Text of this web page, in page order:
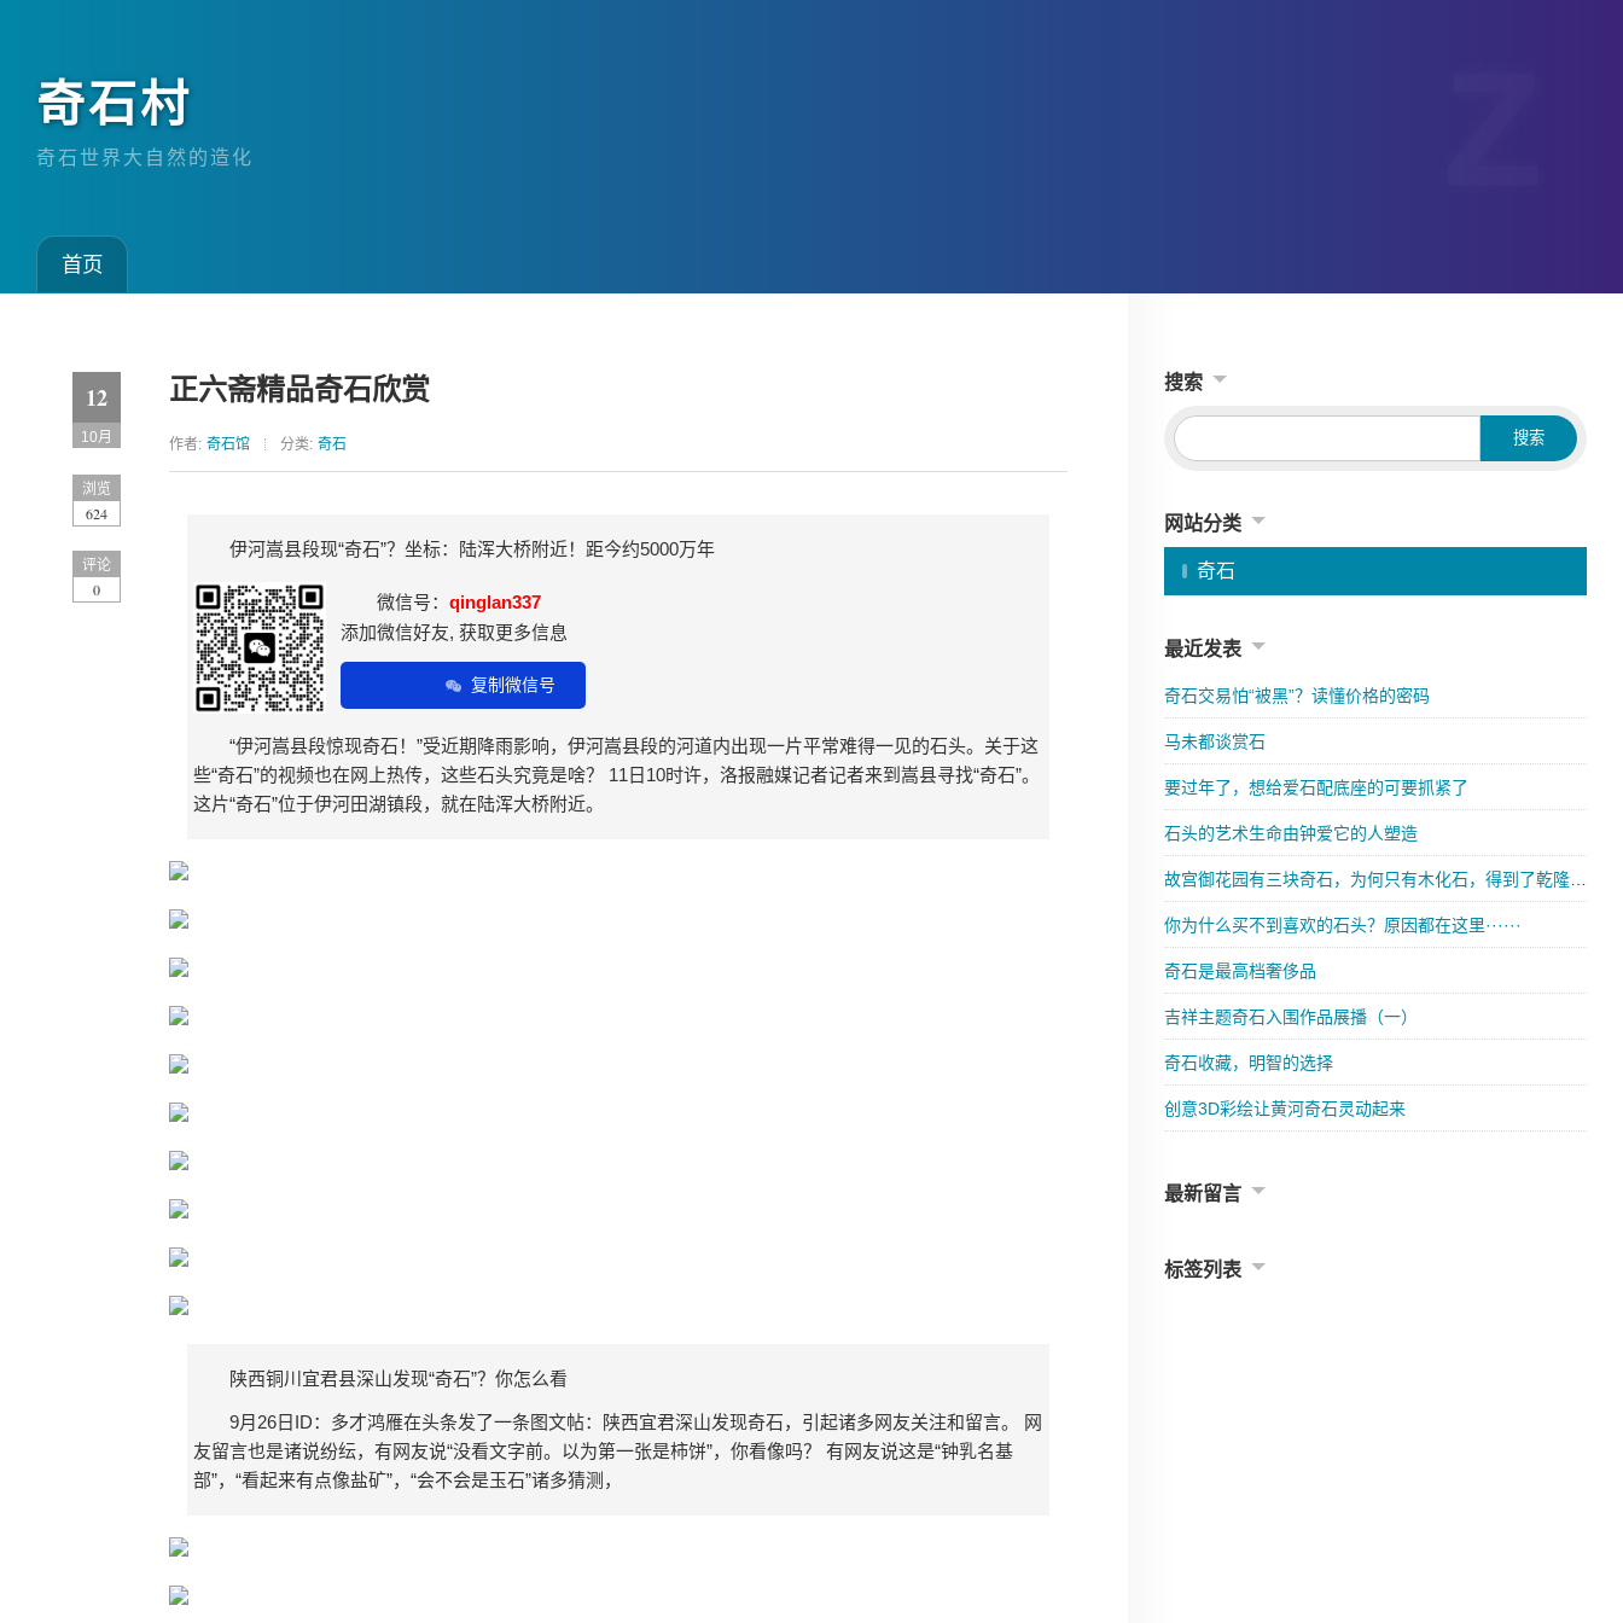
奇石村
奇石世界大自然的造化
首页
正六斋精品奇石欣赏
12
10月 作者: 奇石馆 分类: 奇石
伊河嵩县段现“奇石”？坐标：陆浑大桥附近！距今约5000万年
微信号： qinglan337
添加微信好友, 获取更多信息
复制微信号
“伊河嵩县段惊现奇石！”受近期降雨影响，伊河嵩县段的河道内出现一片平常难得一见的石头。关于这
些“奇石”的视频也在网上热传，这些石头究竟是啥？ 11日10时许，洛报融媒记者记者来到嵩县寻找“奇石”。
这片“奇石”位于伊河田湖镇段，就在陆浑大桥附近。
陕西铜川宜君县深山发现“奇石”？你怎么看
9月26日ID：多才鸿雁在头条发了一条图文帖：陕西宜君深山发现奇石，引起诸多网友关注和留言。 网
友留言也是诸说纷纭，有网友说“没看文字前。以为第一张是柿饼”，你看像吗？ 有网友说这是“钟乳名基
部”，“看起来有点像盐矿”，“会不会是玉石”诸多猜测，
浏览
624
评论
0
搜索
网站分类
奇石
最近发表
奇石交易怕“被黑”？读懂价格的密码
马未都谈赏石
要过年了，想给爱石配底座的可要抓紧了
石头的艺术生命由钟爱它的人塑造
你为什么买不到喜欢的石头？原因都在这里······
奇石是最高档奢侈品
吉祥主题奇石入围作品展播（一）
奇石收藏，明智的选择
创意3D彩绘让黄河奇石灵动起来
最新留言
标签列表